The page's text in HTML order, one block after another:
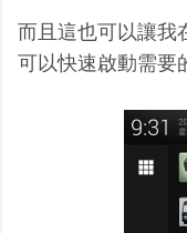
而且這也可以讓我
可以快速啟動需要